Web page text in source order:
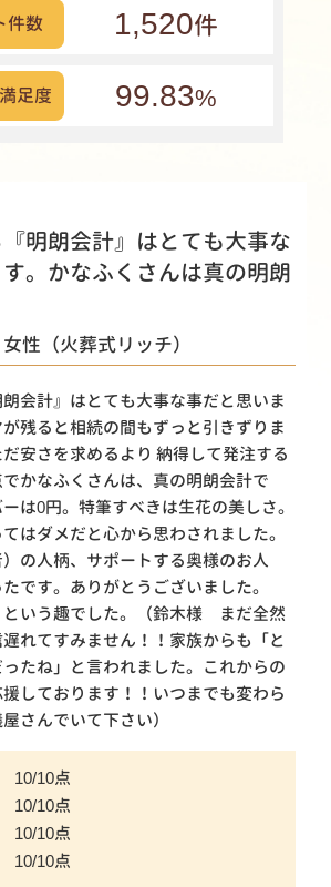
件数 1,520件
足度 99.83%
明朗会計』はとても大事な
。かなふくさんは真の明朗
性（火葬式リッチ）
会計』はとても大事な事だと思いま
残ると相続の間もずっと引きずりま
安さを求めるより 納得して発注する
かなふくさんは、真の明朗会計で
は0円。特筆すべきは生花の美しさ。
はダメだと心から思わされました。
の人柄、サポートする奥様のお人
です。ありがとうございました。
という趣でした。（鈴木様 まだ全然
れてすみません！！家族からも「と
たね」と言われました。これからの
しております！！いつまでも変わら
さんでいて下さい）
10/10点
10/10点
10/10点
10/10点